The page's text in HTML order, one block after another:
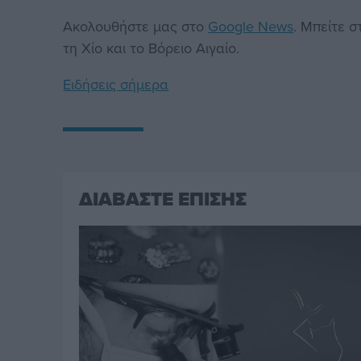
Ακολουθήστε μας στο Google News. Μπείτε
τη Χίο και το Βόρειο Αιγαίο.
Ειδήσεις σήμερα
ΔΙΑΒΑΣΤΕ ΕΠΙΣΗΣ